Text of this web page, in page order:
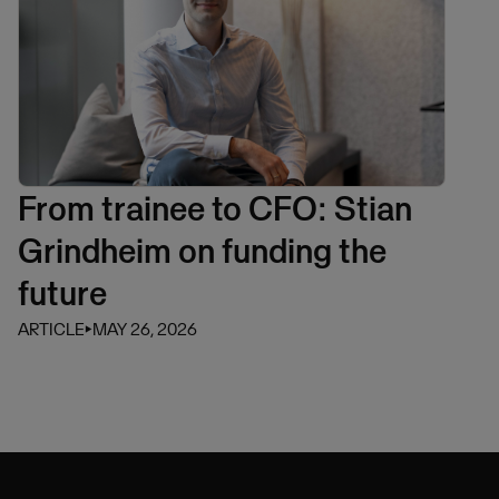
From trainee to CFO: Stian
Grindheim on funding the
future
ARTICLE⏵MAY 26, 2026